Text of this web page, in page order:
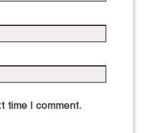
time I comment.